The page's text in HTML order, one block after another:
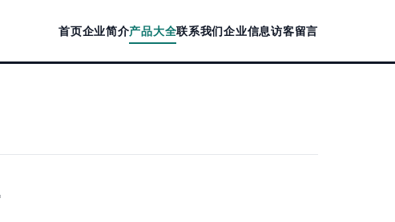
首页企业简介产品大全联系我们企业信息访客留言